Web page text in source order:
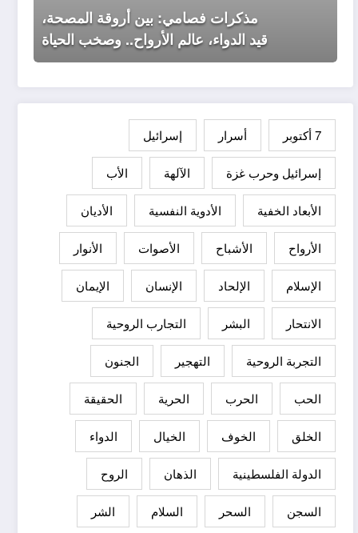
مذكرات فصامي: بين أروقة المصحة،
قيد الدواء، عالم الأرواح.. وصخب الحياة
7 أكتوبر أسرار إسرائيل
إسرائيل وحرب غزة الآلهة الأب
الأبعاد الخفية الأدوية النفسية الأديان
الأرواح الأشباح الأصوات الأنوار
الإسلام الإلحاد الإنسان الإيمان
الانتحار البشر التجارب الروحية
التجربة الروحية التهجير الجنون
الحب الحرب الحرية الحقيقة
الخلق الخوف الخيال الدواء
الدولة الفلسطينية الذهان الروح
السجن السحر السلام الشر